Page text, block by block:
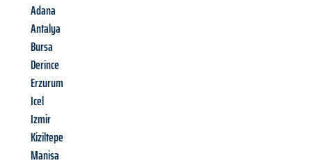
Adana
Antalya
Bursa
Derince
Erzurum
Icel
Izmir
Kiziltepe
Manisa